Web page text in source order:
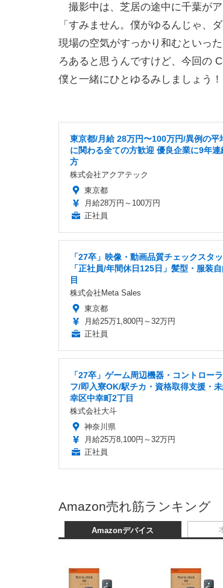
撮影中は、芝居の途中に千葉が
「すみません。僕がゆるんじゃ、
現場の空気がすっかり和むといっ
ろあると思うんですけど、今回の
僕と一緒にひとゆるみしましょう
東京都/月給 28万円〜100万円/異例の平
に関わる全ての方歓迎 優良企業に9年連
方
株式会社アクアテック
東京都
月給28万円～100万円
正社員
「27卒」映像・動画品質チェックスタ
「正社員/年間休日125日」髪型・服装
目
株式会社Meta Sales
東京都
月給25万1,800円～32万円
正社員
「27卒」ゲーム周辺機器・コントロー
フ/即入寮OK/駅チカ・資格取得支援・
幸区中幸町2丁目
株式会社大斗
神奈川県
月給25万8,100円～32万円
正社員
Amazon売れ筋ランキング
Amazonデバイス